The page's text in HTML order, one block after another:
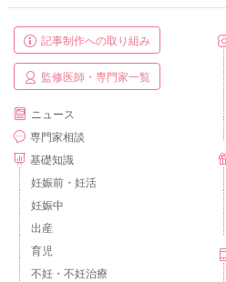
記事制作への取り組み
監修医師・専門家一覧
ニュース
専門家相談
基礎知識
妊娠前・妊活
妊娠中
出産
育児
不妊・不妊治療